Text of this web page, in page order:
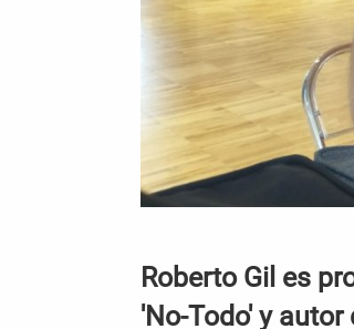
Roberto Gil es
'No-Todo' y autor